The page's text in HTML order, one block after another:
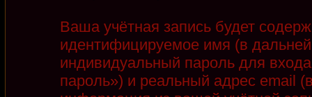
Ваша учётная запись будет
идентифицируемое имя (в
индивидуальный пароль для
пароль») и реальный адрес email